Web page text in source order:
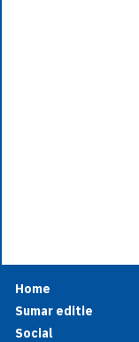
Home
Sumar editie
Social